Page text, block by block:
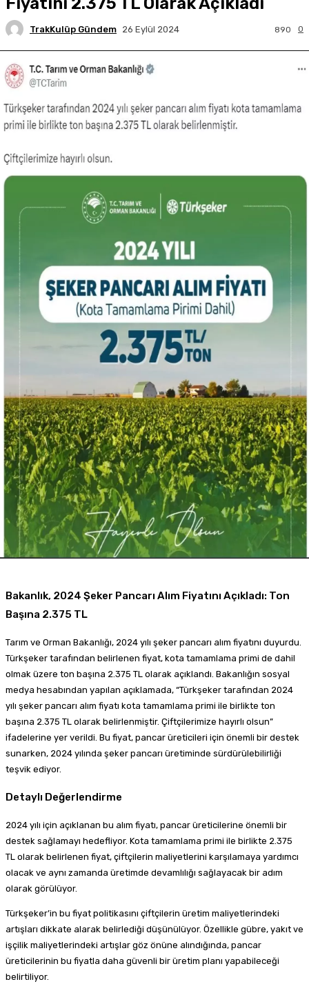
TrakKulüp Gündem 26 Eylül 2024 0
890
Bakanlık, 2024 Şeker Pancarı Alım Fiyatını Açıkladı: Ton
Başına 2.375 TL
Tarım ve Orman Bakanlığı, 2024 yılı şeker pancarı alım fiyatını duyurdu.
Türkşeker tarafından belirlenen fiyat, kota tamamlama primi de dahil
olmak üzere ton başına 2.375 TL olarak açıklandı. Bakanlığın sosyal
medya hesabından yapılan açıklamada, “Türkşeker tarafından 2024
yılı şeker pancarı alım fiyatı kota tamamlama primi ile birlikte ton
başına 2.375 TL olarak belirlenmiştir. Çiftçilerimize hayırlı olsun”
ifadelerine yer verildi. Bu fiyat, pancar üreticileri için önemli bir destek
sunarken, 2024 yılında şeker pancarı üretiminde sürdürülebilirliği
teşvik ediyor.
Detaylı Değerlendirme
2024 yılı için açıklanan bu alım fiyatı, pancar üreticilerine önemli bir
destek sağlamayı hedefliyor. Kota tamamlama primi ile birlikte 2.375
TL olarak belirlenen fiyat, çiftçilerin maliyetlerini karşılamaya yardımcı
olacak ve aynı zamanda üretimde devamlılığı sağlayacak bir adım
olarak görülüyor.
Türkşeker’in bu fiyat politikasını çiftçilerin üretim maliyetlerindeki
artışları dikkate alarak belirlediği düşünülüyor. Özellikle gübre, yakıt ve
işçilik maliyetlerindeki artışlar göz önüne alındığında, pancar
üreticilerinin bu fiyatla daha güvenli bir üretim planı yapabileceği
belirtiliyor.